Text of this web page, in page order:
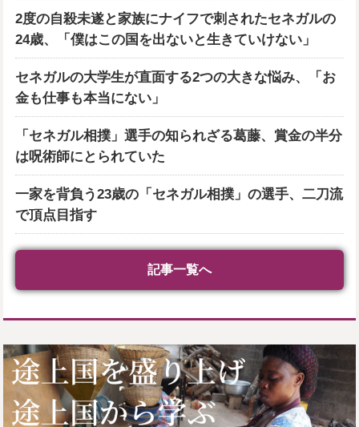
2度の自殺未遂と家族にナイフで刺されたセネガルの
24歳、「僕はこの国を出ないと生きていけない」
セネガルの大学生が直面する2つの大きな悩み、「お
金も仕事も本当にない」
「セネガル相撲」選手の知られざる葛藤、賞金の半分
は呪術師にとられていた
一家を背負う23歳の「セネガル相撲」の選手、二刀流
で頂点目指す
記事一覧へ